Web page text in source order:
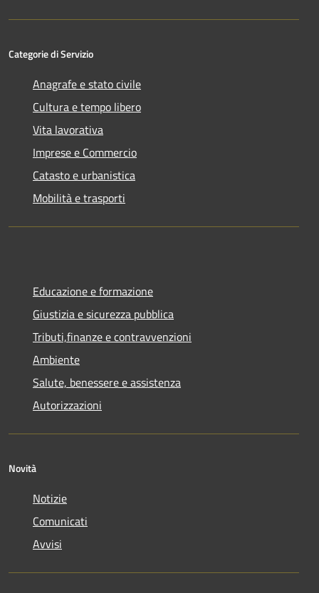
Categorie di Servizio
Anagrafe e stato civile
Cultura e tempo libero
Vita lavorativa
Imprese e Commercio
Catasto e urbanistica
Mobilità e trasporti
Educazione e formazione
Giustizia e sicurezza pubblica
Tributi,finanze e contravvenzioni
Ambiente
Salute, benessere e assistenza
Autorizzazioni
Novità
Notizie
Comunicati
Avvisi